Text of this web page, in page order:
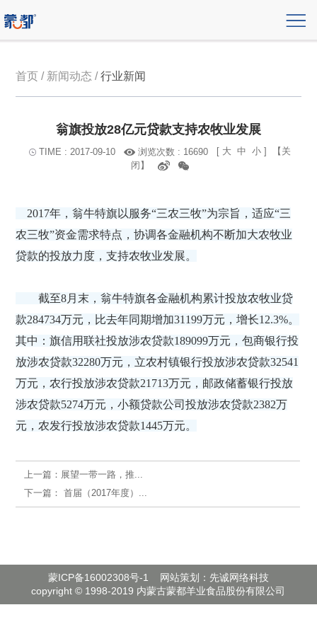
首页 / 新闻动态 /行业新闻
翁旗投放28亿元贷款支持农牧业发展
TIME : 2017-09-10 浏览次数 : 16690 [ 大 中 小 ]
【关
闭】
2017年，翁牛特旗以服务“三农三牧”为宗旨，适应“三
农三牧”资金需求特点，协调各金融机构不断加大农牧业
贷款的投放力度，支持农牧业发展。
截至8月末，翁牛特旗各金融机构累计投放农牧业贷
款284734万元，比去年同期增加31199万元，增长12.3%。
其中：旗信用联社投放涉农贷款189099万元，包商银行投
放涉农贷款32280万元，立农村镇银行投放涉农贷款32541
万元，农行投放涉农贷款21713万元，邮政储蓄银行投放
涉农贷款5274万元，小额贷款公司投放涉农贷款2382万
元，农发行投放涉农贷款1445万元。
上一篇： 展望一带一路，推...
下一篇： 首届（2017年度）...
蒙ICP备16002308号-1
网站策划：先诚网络科技
copyright © 1998-2019 内蒙古蒙都羊业食品股份有限公司